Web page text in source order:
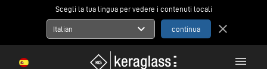
Scegli la tua lingua per vedere i contenuti locali
Italian expand_more close
menu